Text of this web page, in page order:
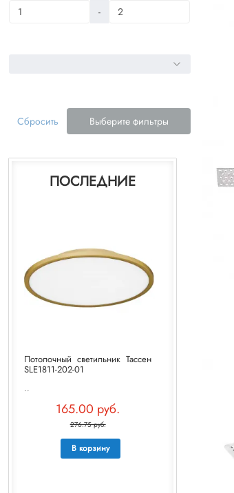
-
Сбросить Выберите фильтры
ПОСЛЕДНИЕ
Потолочный светильник Тассен
SLE1811-202-01
..
165.00 руб.
276.75 руб.
В корзину